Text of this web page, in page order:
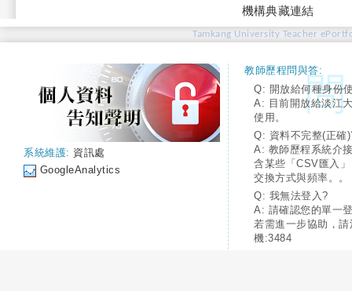
機構典藏連結
Tamkang University Teacher
系統維護: 資訊處
GoogleAnalytics
教師歷程問與答:
Q: 開放給何種身份
A: 目前開放給淡江
使用。
Q: 資料不完整(正確
A: 教師歷程系統介
含某些「CSV匯入
交換方式與頻率。。
Q: 我無法登入?
A: 請確認您的單一
若需進一步協助，
機:3484